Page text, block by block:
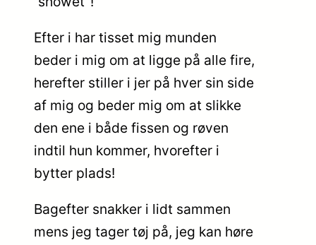
Efter i har tisset mig munden
beder i mig om at ligge på alle fire,
herefter stiller i jer på hver sin side
af mig og beder mig om at slikke
den ene i både fissen og røven
indtil hun kommer, hvorefter i
bytter plads!
Bagefter snakker i lidt sammen
mens jeg tager tøj på, jeg kan høre